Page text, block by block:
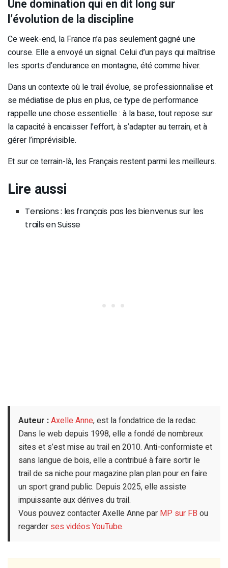
Une domination qui en dit long sur
l’évolution de la discipline
Ce week-end, la France n’a pas seulement gagné une
course. Elle a envoyé un signal. Celui d’un pays qui maîtrise
les sports d’endurance en montagne, été comme hiver.
Dans un contexte où le trail évolue, se professionnalise et
se médiatise de plus en plus, ce type de performance
rappelle une chose essentielle : à la base, tout repose sur
la capacité à encaisser l’effort, à s’adapter au terrain, et à
gérer l’imprévisible.
Et sur ce terrain-là, les Français restent parmi les meilleurs.
Lire aussi
Tensions : les français pas les bienvenus sur les
trails en Suisse
Auteur :Axelle Anne, est la fondatrice de la redac.
Dans le web depuis 1998, elle a fondé de nombreux
sites et s’est mise au trail en 2010. Anti-conformiste et
sans langue de bois, elle a contribué à faire sortir le
trail de sa niche pour magazine plan plan pour en faire
un sport grand public. Depuis 2025, elle assiste
impuissante aux dérives du trail.
Vous pouvez contacter Axelle Anne par MP sur FB ou
regarder ses vidéos YouTube.